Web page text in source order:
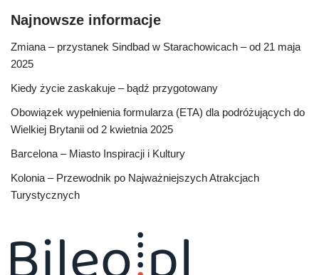
Najnowsze informacje
Zmiana – przystanek Sindbad w Starachowicach – od 21 maja
2025
Kiedy życie zaskakuje – bądź przygotowany
Obowiązek wypełnienia formularza (ETA) dla podróżujących do
Wielkiej Brytanii od 2 kwietnia 2025
Barcelona – Miasto Inspiracji i Kultury
Kolonia – Przewodnik po Najważniejszych Atrakcjach
Turystycznych